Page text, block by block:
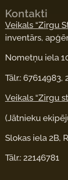
Kontakti
Veikals “Zirgu
inventārs,
Nometņu iela
Tālr.: 67614983,
Veikals “Zirgu
(Jātnieku
Slokas iela 2B,
Tālr.: 22146781